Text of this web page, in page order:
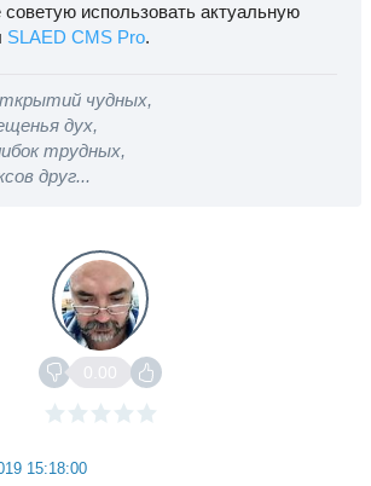
использовать актуальную
SLAED CMS Pro.
чудных,
дух,
трудных,
друг...
0.00
15:18:00